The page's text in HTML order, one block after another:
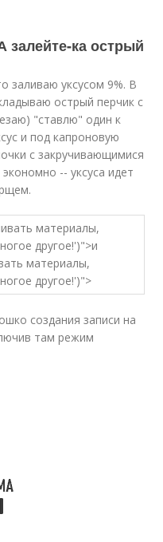
залейте-ка острый
заливаю уксусом 9%. В
острый перчик с
"ставлю" один к
и под капроновую
с закручивающимися
-- уксуса идет
материалы,
другое!')">и
материалы,
другое!')">
создания записи на
там режим